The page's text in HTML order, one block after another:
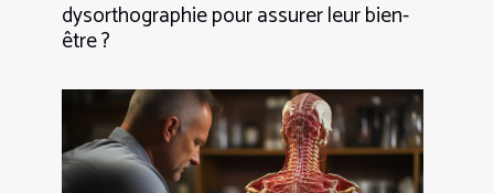
dysorthographie pour assurer leur bien-
être ?